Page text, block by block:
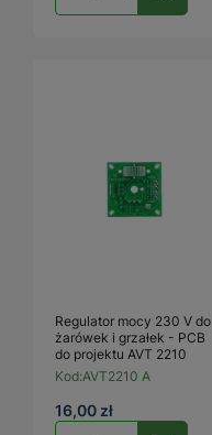
Regulator mocy 230 V do
żarówek i grzałek - PCB
do projektu AVT 2210
Kod:AVT2210 A
16,00 zł